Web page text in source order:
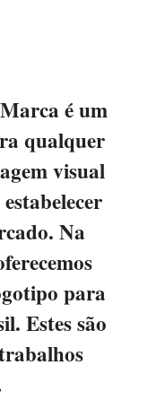
é um
qualquer
visual
Na
para
Estes são